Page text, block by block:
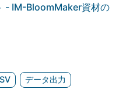
- IM-BloomMaker資材の
データ出力